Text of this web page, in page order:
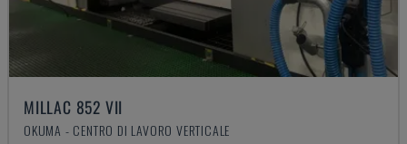
MILLAC 852 VII
OKUMA - CENTRO DI LAVORO VERTICALE